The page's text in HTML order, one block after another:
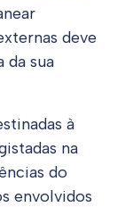
deve
da sua
à
na
do
envolvidos